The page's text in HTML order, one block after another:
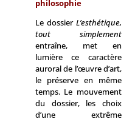
philosophie
Le dossierL’esthétique,
tout simplement
entraîne, met en
lumière ce caractère
auroral de l’œuvre d’art,
le préserve en même
temps. Le mouvement
du dossier, les choix
d’une extrême